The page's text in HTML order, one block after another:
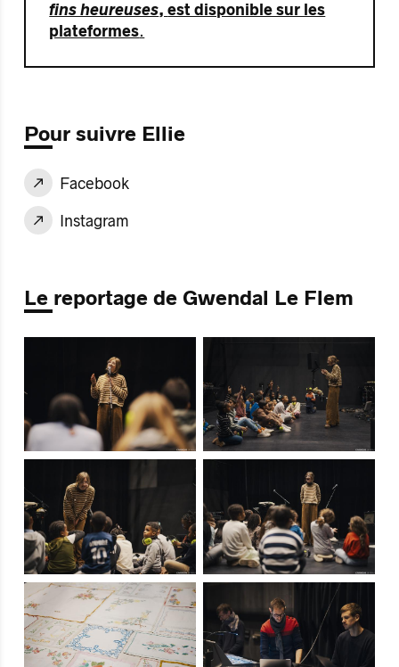
fins heureuses,est disponible sur les
plateformes.
Pour suivre Ellie
Facebook
Instagram
Le reportage de Gwendal Le Flem